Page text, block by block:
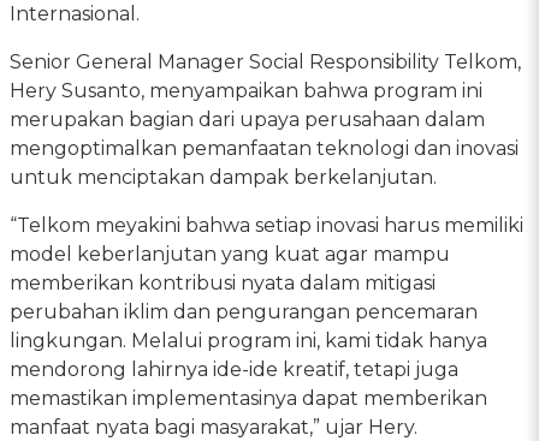
Internasional.
Senior General Manager Social Responsibility Telkom,
Hery Susanto, menyampaikan bahwa program ini
merupakan bagian dari upaya perusahaan dalam
mengoptimalkan pemanfaatan teknologi dan inovasi
untuk menciptakan dampak berkelanjutan.
“Telkom meyakini bahwa setiap inovasi harus memiliki
model keberlanjutan yang kuat agar mampu
memberikan kontribusi nyata dalam mitigasi
perubahan iklim dan pengurangan pencemaran
lingkungan. Melalui program ini, kami tidak hanya
mendorong lahirnya ide-ide kreatif, tetapi juga
memastikan implementasinya dapat memberikan
manfaat nyata bagi masyarakat,” ujar Hery.